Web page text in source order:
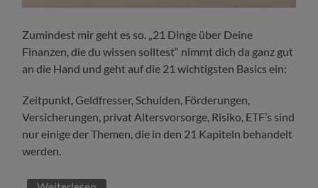
Zumindest mir geht es so. „21 Dinge über Deine
Finanzen, die du wissen solltest“ nimmt dich da ganz gut
an die Hand und geht auf die 21 wichtigsten Basics ein:
Zeitpunkt, Geldfresser, Schulden, Förderungen,
Versicherungen, privat Altersvorsorge, Risiko, ETF’s sind
nur einige der Themen, die in den 21 Kapiteln behandelt
werden.